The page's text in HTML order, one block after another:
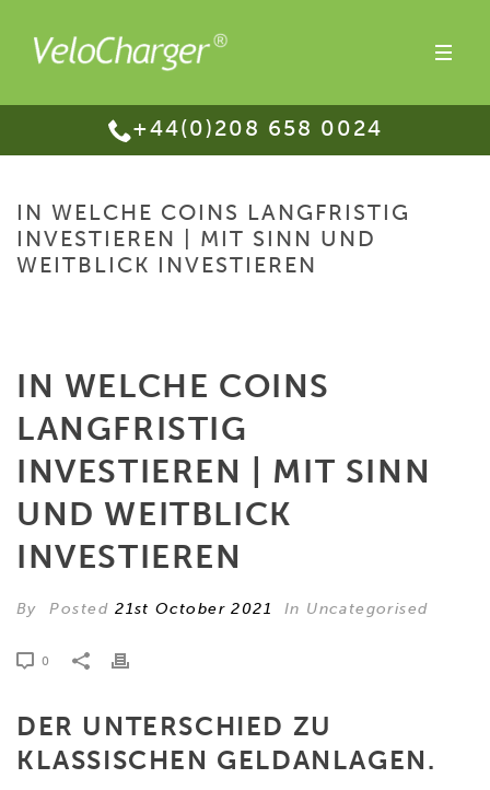
+44(0)208 658 0024
IN WELCHE COINS LANGFRISTIG
INVESTIEREN | MIT SINN UND
WEITBLICK INVESTIEREN
IN WELCHE COINS
LANGFRISTIG
INVESTIEREN | MIT SINN
UND WEITBLICK
INVESTIEREN
By Posted21st October 2021 In Uncategorised
0
DER UNTERSCHIED ZU
KLASSISCHEN GELDANLAGEN.